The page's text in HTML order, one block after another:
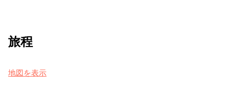
旅程
地図を表示